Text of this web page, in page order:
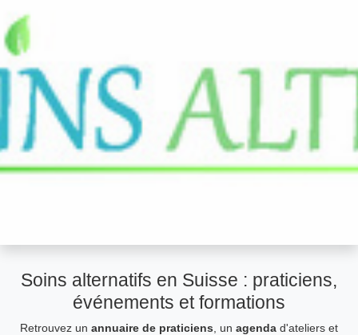
Soins alternatifs en Suisse : praticiens,
événements et formations
Retrouvez un annuaire de praticiens , un agenda d'ateliers et